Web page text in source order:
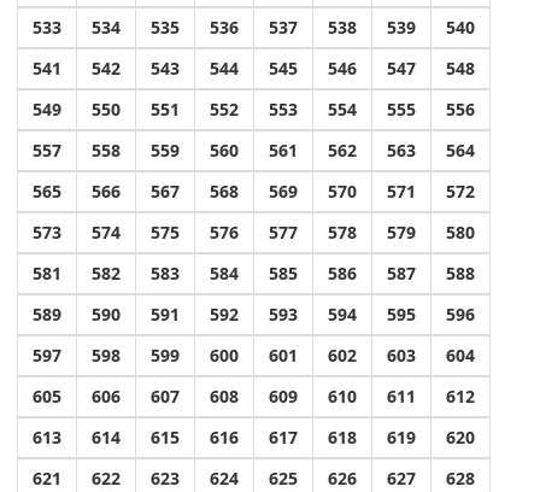
533
534 535 536 537 538 539
540
541
542 543 544 545 546 547
548
549
550 551 552 553 554 555
556
557
558 559 560 561 562 563
564
565
566 567 568 569 570 571
572
573
574 575 576 577 578 579
580
581
582 583 584 585 586 587
588
589
590 591 592 593 594 595
596
597
598 599 600 601 602 603
604
605
606 607 608 609 610 611
612
613
614 615 616 617 618 619
620
621
622 623 624 625 626 627
628